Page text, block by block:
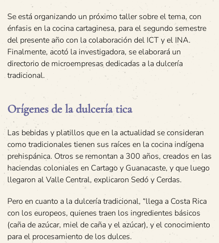
Se está organizando un próximo taller sobre el tema, con
énfasis en la cocina cartaginesa, para el segundo semestre
del presente año con la colaboración del ICT y el INA.
Finalmente, acotó la investigadora, se elaborará un
directorio de microempresas dedicadas a la dulcería
tradicional.
Orígenes de la dulcería tica
Las bebidas y platillos que en la actualidad se consideran
como tradicionales tienen sus raíces en la cocina indígena
prehispánica. Otros se remontan a 300 años, creados en las
haciendas coloniales en Cartago y Guanacaste, y que luego
llegaron al Valle Central, explicaron Sedó y Cerdas.
Pero en cuanto a la dulcería tradicional, “llega a Costa Rica
con los europeos, quienes traen los ingredientes básicos
(caña de azúcar, miel de caña y el azúcar), y el conocimiento
para el procesamiento de los dulces.